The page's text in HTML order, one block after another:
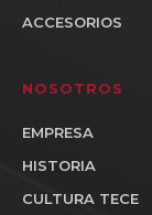
ACCESORIOS
NOSOTROS
EMPRESA
HISTORIA
CULTURA TECE